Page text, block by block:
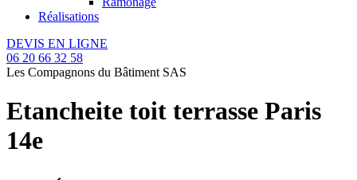
Réalisations
DEVIS EN LIGNE
06 20 66 32 58
Les Compagnons du Bâtiment SAS
Etancheite toit terrasse Paris
14e